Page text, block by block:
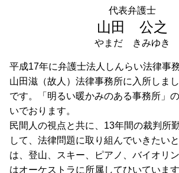
遺言書作成 千葉県 弁護士 相談
任意売却 千葉県 弁護士 相談
平成17年に弁護士法人しんらい法律事
山田滋（故人）法律事務所に入所しま
です。「明るい暖かみのある事務所」
いでおります。
民間人の視点と共に、13年間の裁判所
して、法律問題に取り組んでいきたい
は、登山、スキー、ピアノ、バイオリ
はオーケストラに所属してひいていま
代表弁護士
山田 公之
やまだ きみゆき